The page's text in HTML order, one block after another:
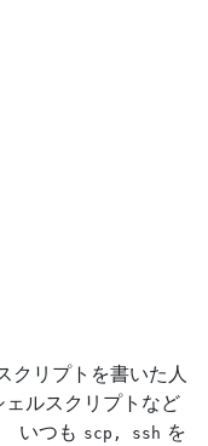
リプトを書いた人
ルスクリプトなど
いつも scp, ssh を